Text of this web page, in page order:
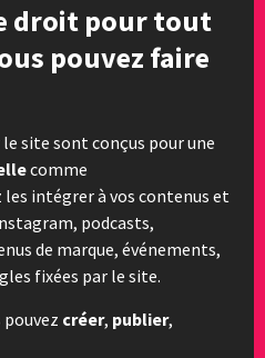
droit pour tout
pouvez faire
site sont conçus pour une
comme
les intégrer à vos contenus et
podcasts,
de marque, événements,
fixées par le site.
créer, publier,